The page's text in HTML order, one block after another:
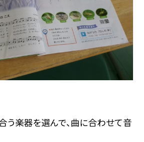
う楽器を選んで、曲に合わせて音